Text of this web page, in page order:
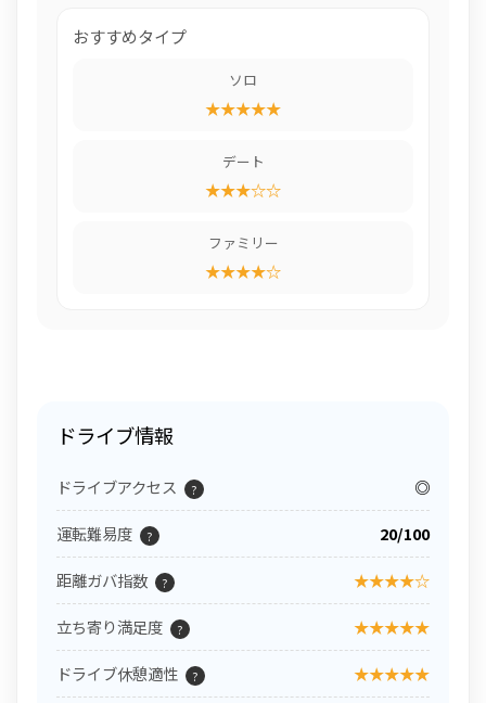
おすすめタイプ
ソロ
★★★★★
デート
★★★☆☆
ファミリー
★★★★☆
ドライブ情報
ドライブアクセス ? ◎
運転難易度 ? 20/100
距離ガバ指数 ? ★★★★☆
立ち寄り満足度 ? ★★★★★
ドライブ休憩適性 ? ★★★★★